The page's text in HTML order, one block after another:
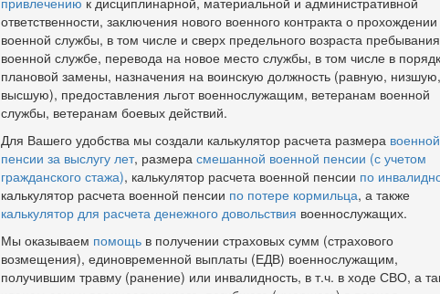
ответственности, заключения нового военного контракта о прохождении
военной службы, в том числе и сверх предельного возраста
военной службе, перевода на новое место службы, в том числе в
плановой замены, назначения на воинскую должность (равную, низшую,
высшую), предоставления льгот военнослужащим, ветеранам военной
службы, ветеранам боевых действий.
Для Вашего удобства мы создали калькулятор расчета размера военной
пенсии за выслугу лет, размера смешанной военной пенсии (с учетом
гражданского стажа), калькулятор расчета военной пенсии по
калькулятор расчета военной пенсии по потере кормильца, а также
калькулятор для расчета денежного довольствия военнослужащих.
Мы оказываем помощьв получении страховых сумм (страхового
возмещения), единовременной выплаты (ЕДВ) военнослужащим,
получившим травму (ранение) или инвалидность, в т.ч. в ходе СВО, а